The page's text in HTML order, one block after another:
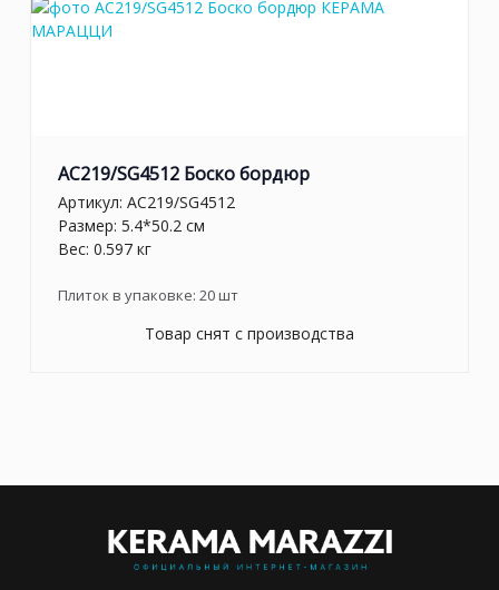
AC219/SG4512 Боско бордюр
Артикул: AC219/SG4512
Размер: 5.4*50.2 см
Вес: 0.597 кг
Плиток в упаковке: 20шт
Товар снят с производства